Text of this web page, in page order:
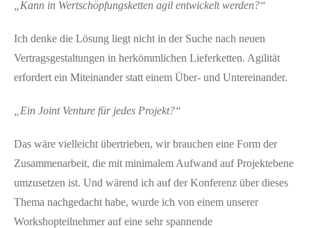
„Kann in Wertschöpfungsketten agil entwickelt werden?“
Ich denke die Lösung liegt nicht in der Suche nach neuen
Vertragsgestaltungen in herkömmlichen Lieferketten. Agilität
erfordert ein Miteinander statt einem Über- und Untereinander.
„Ein Joint Venture für jedes Projekt?“
Das wäre vielleicht übertrieben, wir brauchen eine Form der
Zusammenarbeit, die mit minimalem Aufwand auf Projektebene
umzusetzen ist. Und wärend ich auf der Konferenz über dieses
Thema nachgedacht habe, wurde ich von einem unserer
Workshopteilnehmer auf eine sehr spannende